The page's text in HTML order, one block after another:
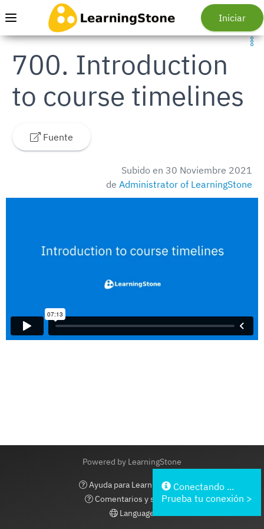
Saltar al menú principal
Pasar al contenido principal
Menú
Ir a la página de inicio Iniciar
700. Introduction
to course timelines
Fuente
Subido en 30 Noviembre 2021
de Administrator of LearningStone
Powered by LearningStone
Ayuda para LearningStone
Comentarios y soporte
Language
Conectando ...
Prueba tu conexión >